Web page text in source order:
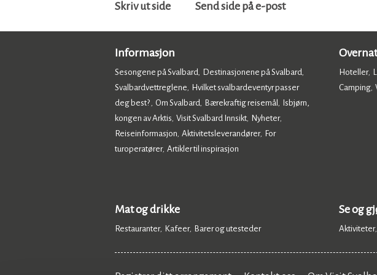
Skriv ut side Send side på e-post
Informasjon
Sesongene på Svalbard, Destinasjonene på Svalbard,
Svalbardvettreglene, Hvilket svalbardeventyr passer
deg best?, Om Svalbard, Bærekraftig reisemål, Isbjørn,
kongen av Arktis, Visit Svalbard Innsikt, Nyheter,
Reiseinformasjon, Aktivitetsleverandører, For
turoperatører, Artikler til inspirasjon
Hoteller,
Camping,
Mat og drikke
Restauranter, Kafeer, Barer og utesteder,
Se og
Aktiviteter,